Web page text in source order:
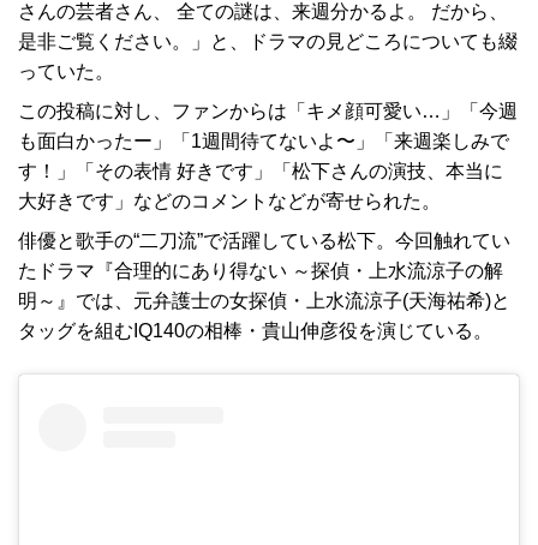
さんの芸者さん、 全ての謎は、来週分かるよ。 だから、
是非ご覧ください。」と、ドラマの見どころについても綴
っていた。
この投稿に対し、ファンからは「キメ顔可愛い…」「今週
も面白かったー」「1週間待てないよ〜」「来週楽しみで
す！」「その表情 好きです」「松下さんの演技、本当に
大好きです」などのコメントなどが寄せられた。
俳優と歌手の“二刀流”で活躍している松下。今回触れてい
たドラマ『合理的にあり得ない ～探偵・上水流涼子の解
明～』では、元弁護士の女探偵・上水流涼子(天海祐希)と
タッグを組むIQ140の相棒・貴山伸彦役を演じている。